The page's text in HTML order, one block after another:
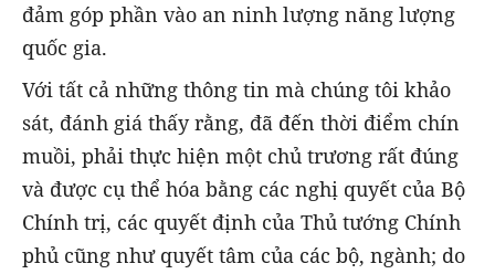
đảm góp phần vào an ninh lượng năng lượng
quốc gia.
Với tất cả những thông tin mà chúng tôi khảo
sát, đánh giá thấy rằng, đã đến thời điểm chín
muồi, phải thực hiện một chủ trương rất đúng
và được cụ thể hóa bằng các nghị quyết của Bộ
Chính trị, các quyết định của Thủ tướng Chính
phủ cũng như quyết tâm của các bộ, ngành; do